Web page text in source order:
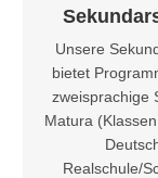
Unsere
bietet
zweisprachige
Matura
Realschule/